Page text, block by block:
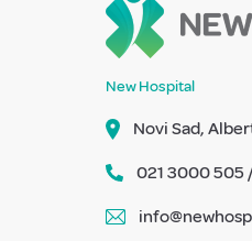
New Hospital
Novi Sad,
021 3000 505